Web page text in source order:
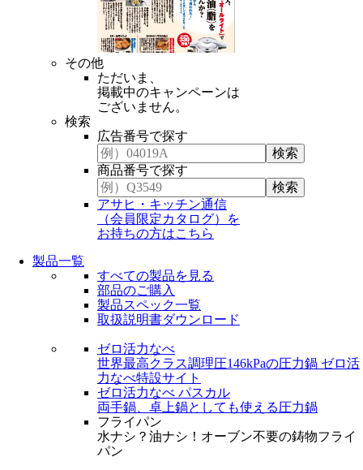
その他
ただいま、
掲載中のキャンペーンは
ございません。
検索
広告番号で探す
商品番号で探す
アサヒ・キッチン通信
（会員限定カタログ）を
お持ちの方はこちら
製品一覧
すべての製品を見る
部品のご購入
製品スペック一覧
取扱説明書ダウンロード
ゼロ活力なべ
世界最高クラス調理圧146kPaの圧力鍋 ゼロ活
力なべ特設サイト
ゼロ活力なべ パスカル
両手鍋、卓上鍋としても使える圧力鍋
フライパン
水ナシ？油ナシ！オーブン不要の鋳物フライ
パン